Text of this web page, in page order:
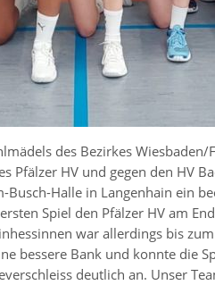
des Bezirkes
Pfälzer HV und gegen den HV
Halle in Langenhain ein
Spiel den Pfälzer HV am
war allerdings bis
bessere Bank und konnte die
deutlich an. Unser